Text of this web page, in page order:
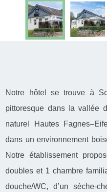
Notre hôtel se trouve à
pittoresque dans la vallée
naturel Hautes
dans un environnement
Notre établissement
doubles et 1 chambre
douche/WC, d’un sèche-